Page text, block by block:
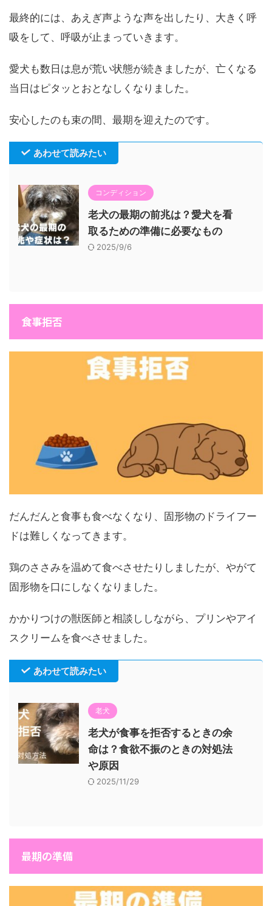
最終的には、あえぎ声ような声を出したり、大きく呼
吸をして、呼吸が止まっていきます。
愛犬も数日は息が荒い状態が続きましたが、亡くなる
当日はピタッとおとなしくなりました。
安心したのも束の間、最期を迎えたのです。
あわせて読みたい
コンディション
老犬の最期の前兆は？愛犬を看
取るための準備に必要なもの
2025/9/6
食事拒否
だんだんと食事も食べなくなり、固形物のドライフー
ドは難しくなってきます。
鶏のささみを温めて食べさせたりしましたが、やがて
固形物を口にしなくなりました。
かかりつけの獣医師と相談ししながら、プリンやアイ
スクリームを食べさせました。
あわせて読みたい
老犬
老犬が食事を拒否するときの余
命は？食欲不振のときの対処法
や原因
2025/11/29
最期の準備